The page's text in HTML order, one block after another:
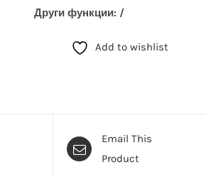
Други функции: /
Add to wishlist
Email This
Product